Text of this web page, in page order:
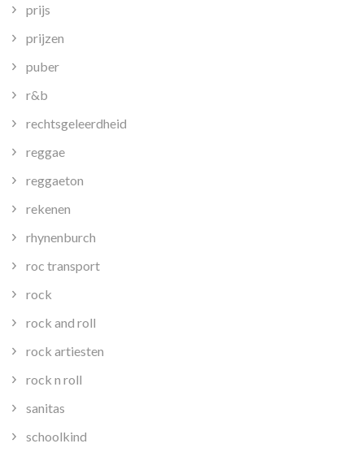
prijs
prijzen
puber
r&b
rechtsgeleerdheid
reggae
reggaeton
rekenen
rhynenburch
roc transport
rock
rock and roll
rock artiesten
rock n roll
sanitas
schoolkind